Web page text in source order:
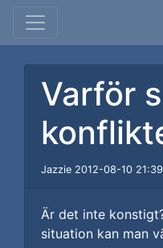
Varför
Jazzie 2012-08-10
Är det inte
situation kan man